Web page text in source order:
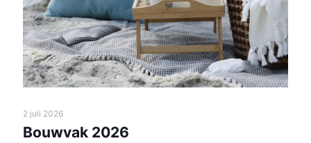
2 juli 2026
Bouwvak 2026